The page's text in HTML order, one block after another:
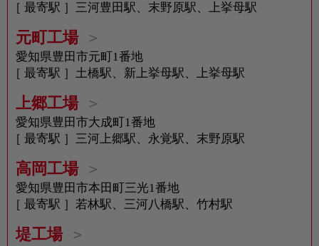
［ 最寄駅 ］三河豊田駅、末野原駅、上挙母駅
元町工場
愛知県豊田市元町1番地
［ 最寄駅 ］土橋駅、新上挙母駅、上挙母駅
上郷工場
愛知県豊田市大成町1番地
［ 最寄駅 ］三河上郷駅、永覚駅、末野原駅
高岡工場
愛知県豊田市本田町三光1番地
［ 最寄駅 ］若林駅、三河八橋駅、竹村駅
堤工場